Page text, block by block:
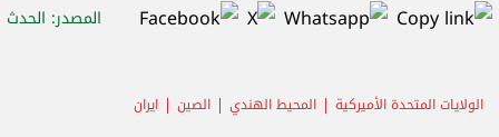
المصدر: الحدث
الولايات المتحدة الأميركية المحيط الهندي الصين ايران